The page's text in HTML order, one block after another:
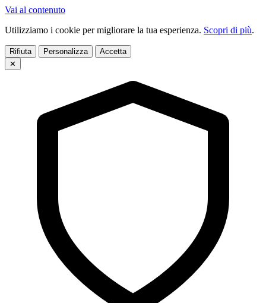
Vai al contenuto
Utilizziamo i cookie per migliorare la tua esperienza. Scopri di più.
Rifiuta Personalizza
Accetta
✕